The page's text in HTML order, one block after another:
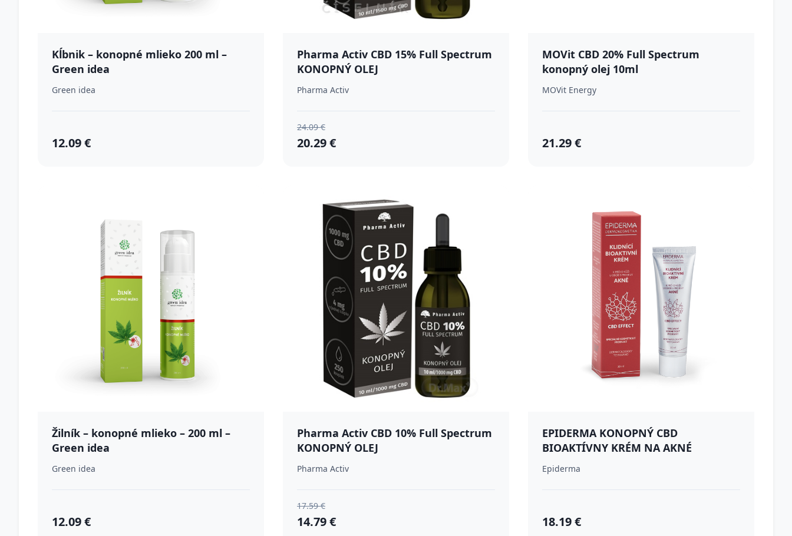
Kĺbnik – konopné mlieko 200 ml –
Green idea
Green idea
12.09 €
Pharma Activ CBD 15% Full Spectrum
KONOPNÝ OLEJ
Pharma Activ
24.09 €
20.29 €
MOVit CBD 20% Full Spectrum
konopný olej 10ml
MOVit Energy
21.29 €
Žilník – konopné mlieko – 200 ml –
Green idea
Green idea
12.09 €
Pharma Activ CBD 10% Full Spectrum
KONOPNÝ OLEJ
Pharma Activ
17.59 €
14.79 €
EPIDERMA KONOPNÝ CBD
BIOAKTÍVNY KRÉM NA AKNÉ
Epiderma
18.19 €